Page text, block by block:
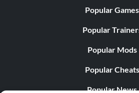
Popular Games
Popular
Popular Mods
Popular Cheats
Popular News